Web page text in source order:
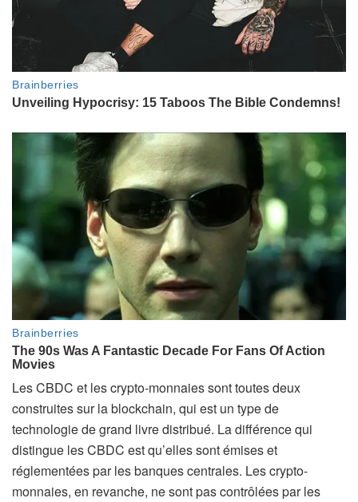
Les CBDC et les crypto-monnaies sont toutes deux
construites sur la blockchain, qui est un type de
technologie de grand livre distribué. La différence qui
distingue les CBDC est qu’elles sont émises et
réglementées par les banques centrales. Les crypto-
monnaies, en revanche, ne sont pas contrôlées par les